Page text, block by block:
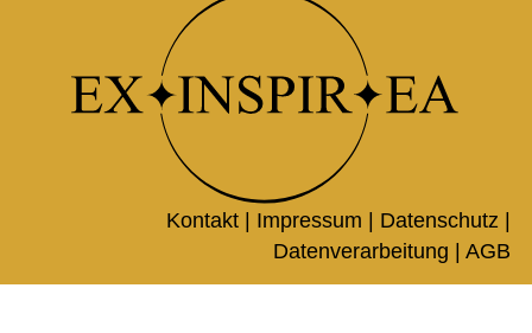
Kontakt | Impressum Datenschutz|
Datenverarbeitung
AGB